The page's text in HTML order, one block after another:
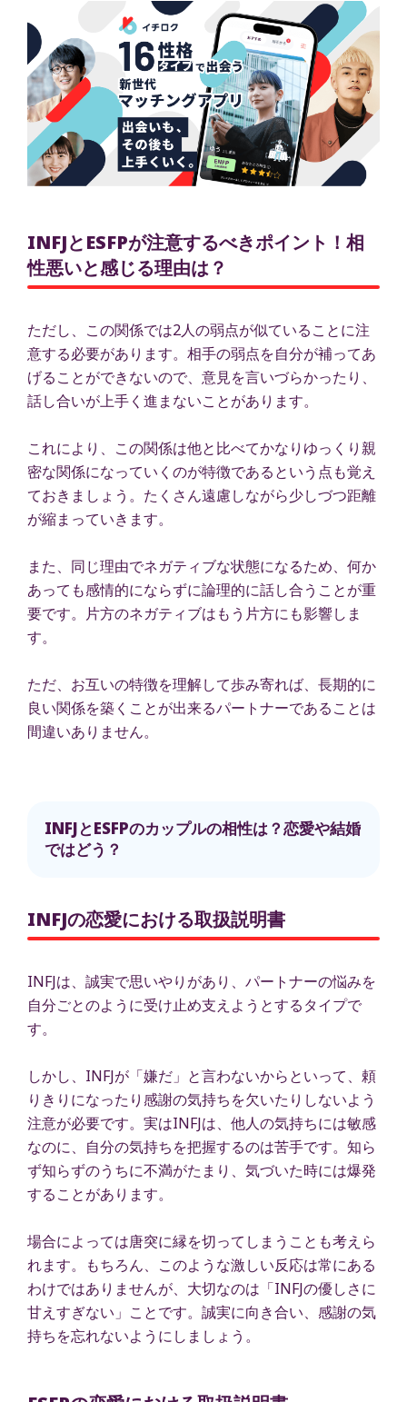
INFJとESFPが注意するべきポイント！相
性悪いと感じる理由は？
ただし、この関係では2人の弱点が似ていることに注
意する必要があります。相手の弱点を自分が補ってあ
げることができないので、意見を言いづらかったり、
話し合いが上手く進まないことがあります。
これにより、この関係は他と比べてかなりゆっくり親
密な関係になっていくのが特徴であるという点も覚え
ておきましょう。たくさん遠慮しながら少しづつ距離
が縮まっていきます。
また、同じ理由でネガティブな状態になるため、何か
あっても感情的にならずに論理的に話し合うことが重
要です。片方のネガティブはもう片方にも影響しま
す。
ただ、お互いの特徴を理解して歩み寄れば、長期的に
良い関係を築くことが出来るパートナーであることは
間違いありません。
INFJとESFPのカップルの相性は？恋愛や結婚
ではどう？
INFJの恋愛における取扱説明書
INFJは、誠実で思いやりがあり、パートナーの悩みを
自分ごとのように受け止め支えようとするタイプで
す。
しかし、INFJが「嫌だ」と言わないからといって、頼
りきりになったり感謝の気持ちを欠いたりしないよう
注意が必要です。実はINFJは、他人の気持ちには敏感
なのに、自分の気持ちを把握するのは苦手です。知ら
ず知らずのうちに不満がたまり、気づいた時には爆発
することがあります。
場合によっては唐突に縁を切ってしまうことも考えら
れます。もちろん、このような激しい反応は常にある
わけではありませんが、大切なのは「INFJの優しさに
甘えすぎない」ことです。誠実に向き合い、感謝の気
持ちを忘れないようにしましょう。